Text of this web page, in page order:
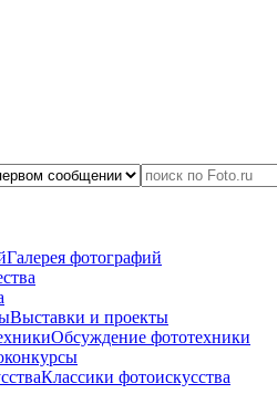
Галерея фотографий
Выставки и проекты
Обсуждение фототехники
Классики фотоискусства